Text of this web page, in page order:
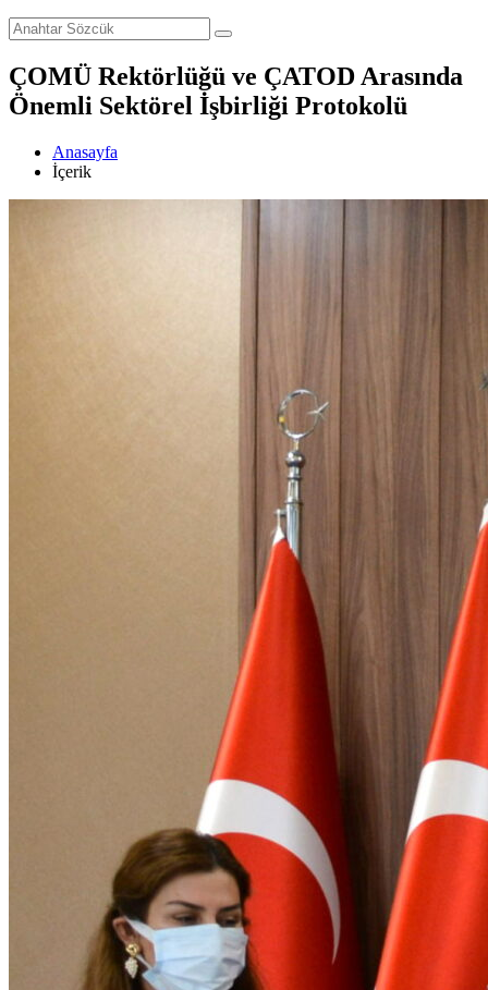
ÇOMÜ Rektörlüğü ve ÇATOD Arasında
Önemli Sektörel İşbirliği Protokolü
Anasayfa
İçerik